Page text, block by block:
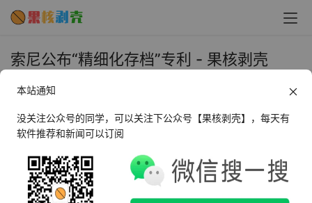
索尼公布“精细化存档”专利 - 果核剥壳
2023年11月13日 上午11:54
11 月 13 日消息，据外媒 exputer 报道，索尼日前公布了一
项用于“精细化存档”的专利，允许玩家从游戏的任意一个时
间点重新开始游戏。
本站通知
没关注公众号的同学，可以关注下公众号【果核剥壳】，每天有
软件推荐和新闻可以订阅